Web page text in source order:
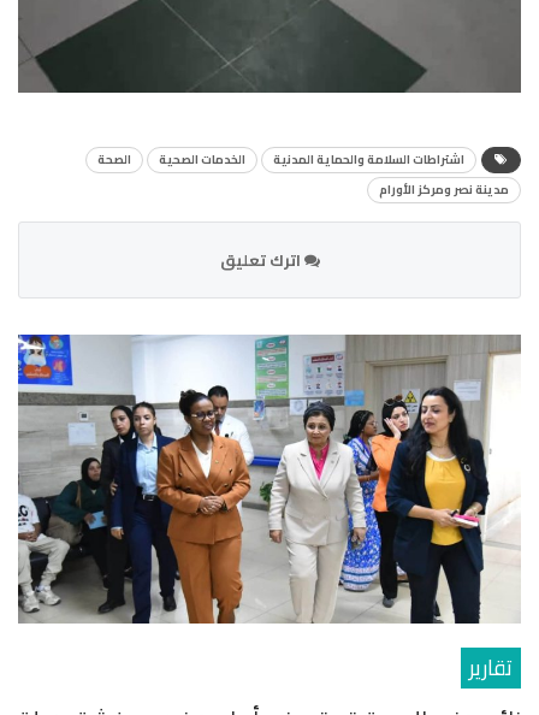
اشتراطات السلامة والحماية المدنية الخدمات الصحية
الصحة
مدينة نصر ومركز الأورام
اترك تعليق
تقارير